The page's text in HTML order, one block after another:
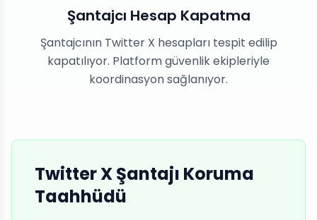
Şantajcı Hesap Kapatma
Şantajcının Twitter X hesapları tespit edilip
kapatılıyor. Platform güvenlik ekipleriyle
koordinasyon sağlanıyor.
Twitter X Şantajı Koruma
Taahhüdü